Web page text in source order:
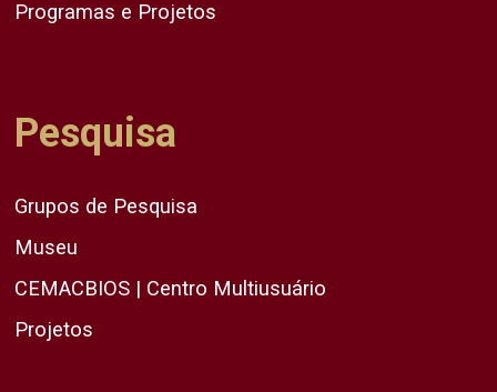
Programas e Projetos
Pesquisa
Grupos de Pesquisa
Museu
CEMACBIOS | Centro Multiusuário
Projetos